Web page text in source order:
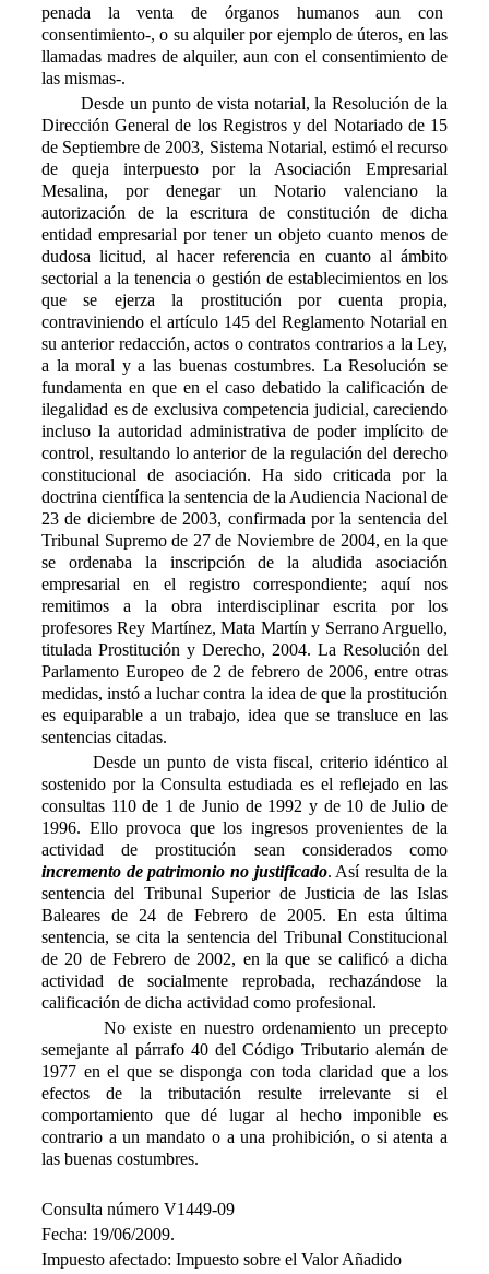
penada la venta de órganos humanos aun con
consentimiento-, o su alquiler por ejemplo de úteros, en las
llamadas madres de alquiler, aun con el consentimiento de
las mismas-.
Desde un punto de vista notarial, la Resolución de la
Dirección General de los Registros y del Notariado de 15
de Septiembre de 2003, Sistema Notarial, estimó el recurso
de queja interpuesto por la Asociación Empresarial
Mesalina, por denegar un Notario valenciano la
autorización de la escritura de constitución de dicha
entidad empresarial por tener un objeto cuanto menos de
dudosa licitud, al hacer referencia en cuanto al ámbito
sectorial a la tenencia o gestión de establecimientos en los
que se ejerza la prostitución por cuenta propia,
contraviniendo el artículo 145 del Reglamento Notarial en
su anterior redacción, actos o contratos contrarios a la Ley,
a la moral y a las buenas costumbres. La Resolución se
fundamenta en que en el caso debatido la calificación de
ilegalidad es de exclusiva competencia judicial, careciendo
incluso la autoridad administrativa de poder implícito de
control, resultando lo anterior de la regulación del derecho
constitucional de asociación. Ha sido criticada por la
doctrina científica la sentencia de la Audiencia Nacional de
23 de diciembre de 2003, confirmada por la sentencia del
Tribunal Supremo de 27 de Noviembre de 2004, en la que
se ordenaba la inscripción de la aludida asociación
empresarial en el registro correspondiente; aquí nos
remitimos a la obra interdisciplinar escrita por los
profesores Rey Martínez, Mata Martín y Serrano Arguello,
titulada Prostitución y Derecho, 2004. La Resolución del
Parlamento Europeo de 2 de febrero de 2006, entre otras
medidas, instó a luchar contra la idea de que la prostitución
es equiparable a un trabajo, idea que se transluce en las
sentencias citadas.
Desde un punto de vista fiscal, criterio idéntico al
sostenido por laConsulta estudiada es el reflejado en las
consultas 110 de 1 de Junio de 1992 y de 10 de Julio de
1996. Ello provoca que los ingresos provenientes de la
actividad de prostitución sean considerados como
incremento de patrimonio no justificado. Así resulta de la
sentencia del Tribunal Superior de Justicia de las Islas
Baleares de 24 de Febrero de 2005. En esta última
sentencia, se cita la sentencia del Tribunal Constitucional
de 20 de Febrero de 2002, en la que se calificó a dicha
actividad de socialmente reprobada, rechazándose la
calificación de dicha actividad como profesional.
No existe en nuestro ordenamiento un precepto
semejante al párrafo 40 del Código Tributario alemán de
1977 en el que se disponga con toda claridad que a los
efectos de la tributación resulte irrelevante si el
comportamiento que dé lugar al hecho imponible es
contrario a un mandato o a una prohibición, o si atenta a
las buenas costumbres.
Consulta número V1449-09
Fecha: 19/06/2009.
Impuesto afectado: Impuesto sobre el Valor Añadido